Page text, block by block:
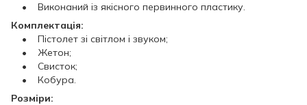
• Виконаний із якісного первинного пластику.
Комплектація:
• Пістолет зі світлом і звуком;
• Жетон;
• Свисток;
• Кобура.
Розміри: